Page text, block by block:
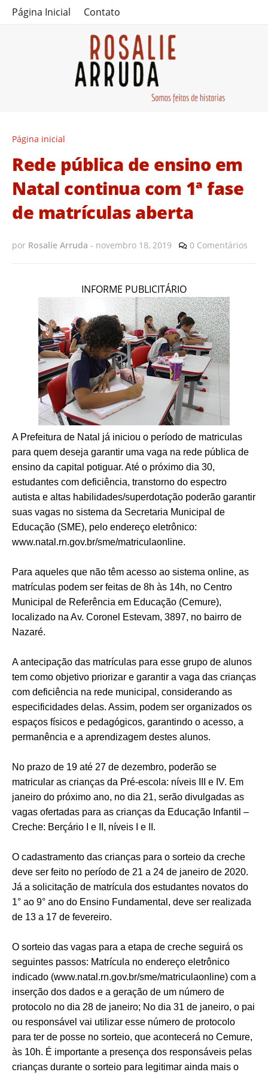
Página Inicial Contato
Página inicial
Rede pública de ensino em
Natal continua com 1ª fase
de matrículas aberta
por Rosalie Arruda - novembro 18, 2019 0 Comentários
INFORME PUBLICITÁRIO
A Prefeitura de Natal já iniciou o período de matriculas
para quem deseja garantir uma vaga na rede pública de
ensino da capital potiguar. Até o próximo dia 30,
estudantes com deficiência, transtorno do espectro
autista e altas habilidades/superdotação poderão garantir
suas vagas no sistema da Secretaria Municipal de
Educação (SME), pelo endereço eletrônico:
www.natal.rn.gov.br/sme/matriculaonline.
Para aqueles que não têm acesso ao sistema online, as
matrículas podem ser feitas de 8h às 14h, no Centro
Municipal de Referência em Educação (Cemure),
localizado na Av. Coronel Estevam, 3897, no bairro de
Nazaré.
A antecipação das matrículas para esse grupo de alunos
tem como objetivo priorizar e garantir a vaga das crianças
com deficiência na rede municipal, considerando as
especificidades delas. Assim, podem ser organizados os
espaços físicos e pedagógicos, garantindo o acesso, a
permanência e a aprendizagem destes alunos.
No prazo de 19 até 27 de dezembro, poderão se
matricular as crianças da Pré-escola: níveis III e IV. Em
janeiro do próximo ano, no dia 21, serão divulgadas as
vagas ofertadas para as crianças da Educação Infantil –
Creche: Berçário I e II, níveis I e II.
O cadastramento das crianças para o sorteio da creche
deve ser feito no período de 21 a 24 de janeiro de 2020.
Já a solicitação de matrícula dos estudantes novatos do
1° ao 9° ano do Ensino Fundamental, deve ser realizada
de 13 a 17 de fevereiro.
O sorteio das vagas para a etapa de creche seguirá os
seguintes passos: Matrícula no endereço eletrônico
indicado (www.natal.rn.gov.br/sme/matriculaonline) com a
inserção dos dados e a geração de um número de
protocolo no dia 28 de janeiro; No dia 31 de janeiro, o pai
ou responsável vai utilizar esse número de protocolo
para ter de posse no sorteio, que acontecerá no Cemure,
às 10h. É importante a presença dos responsáveis pelas
crianças durante o sorteio para legitimar ainda mais o